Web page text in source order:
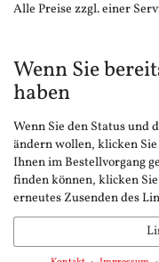
Alle Preise zzgl. einer
Wenn Sie
haben
Wenn Sie den Status und
ändern wollen, klicken
Ihnen im Bestellvorgang
finden können, klicken
erneutes Zusenden des